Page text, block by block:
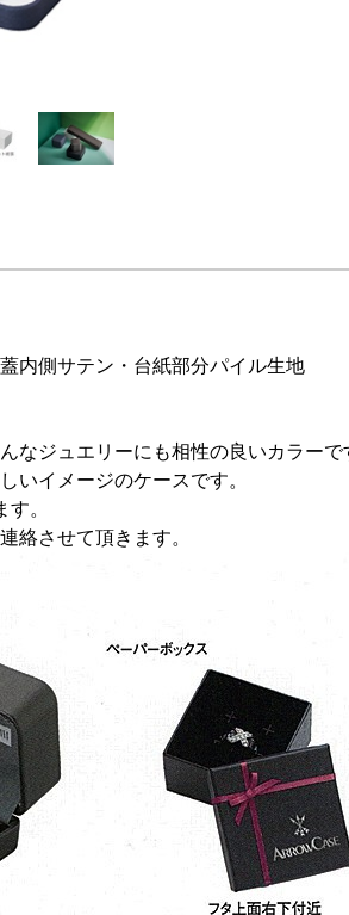
内側サテン・台紙部分パイル生地
なジュエリーにも相性の良いカラーで
いイメージのケースです。
。
絡させて頂きます。